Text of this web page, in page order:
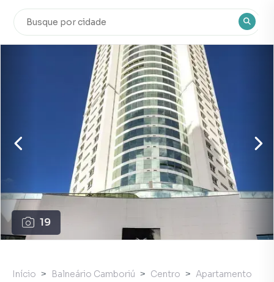
19
Início Balneário Camboriú Centro
Apartamento